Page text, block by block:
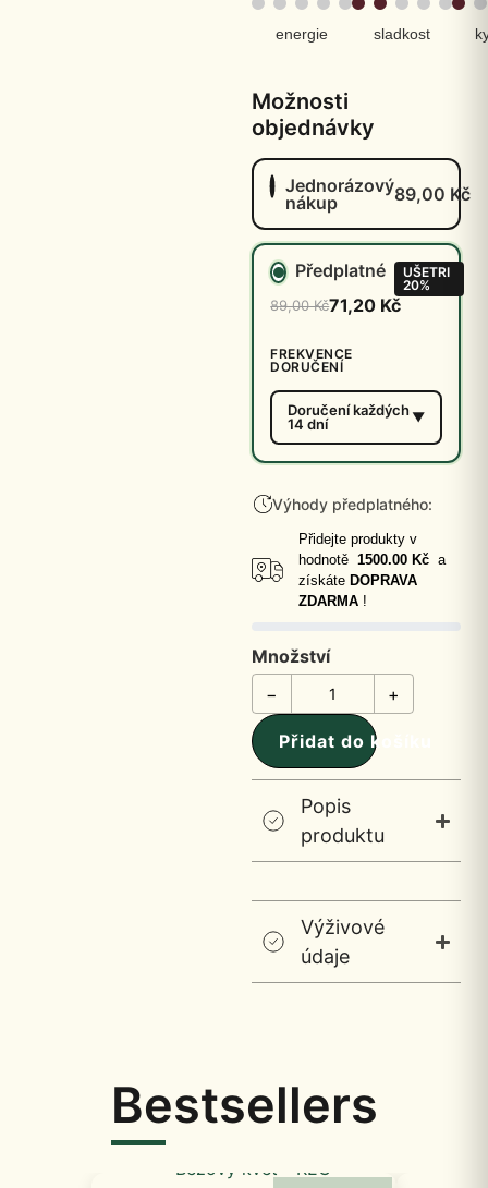
energie sladkost
Možnosti
objednávky
Jednorázový
nákup
89,00 Kč
Předplatné
UŠETRI
20%
71,20 Kč
89,00 Kč
FREKVENCE
DORUČENÍ
Doručení každých
14 dní
Výhody předplatného:
Přidejte produkty v
hodnotě1500.00 Kč a
získáte DOPRAVA
ZDARMA !
Množství
−
+
Přidat do košíku
Popis
produktu
Výživové
údaje
Bestsellers